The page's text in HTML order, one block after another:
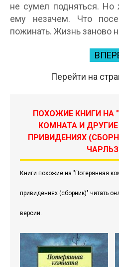
не сумел подняться. Но
ему незачем. Что
пожинать. Жизнь заново
Перейти на
ПОХОЖИЕ КНИГИ НА
КОМНАТА И
ПРИВИДЕНИЯХ
ЧАРЛЬЗ
Книги похожие на "Потерянная
привидениях (сборник)" читать
версии.